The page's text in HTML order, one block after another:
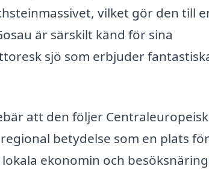
vilket gör den till
är särskilt känd för sina
sjö som erbjuder
att den följer
regional betydelse som en plats för
ekonomin och